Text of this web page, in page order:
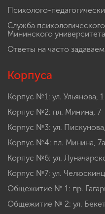
Психолого-
Служба
Мининского университета
Ответы на часто
Корпуса
Корпус №1: ул. Ульянова, 1
Корпус №2: пл. Минина, 7
Корпус №3: ул.
Корпус №4: пл. Минина, 7а
Корпус №6: ул.
Корпус №7: ул.
Общежитие № 1: пр.
Общежитие № 2: ул.